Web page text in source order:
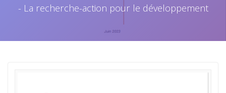
- La recherche-action pour le développement